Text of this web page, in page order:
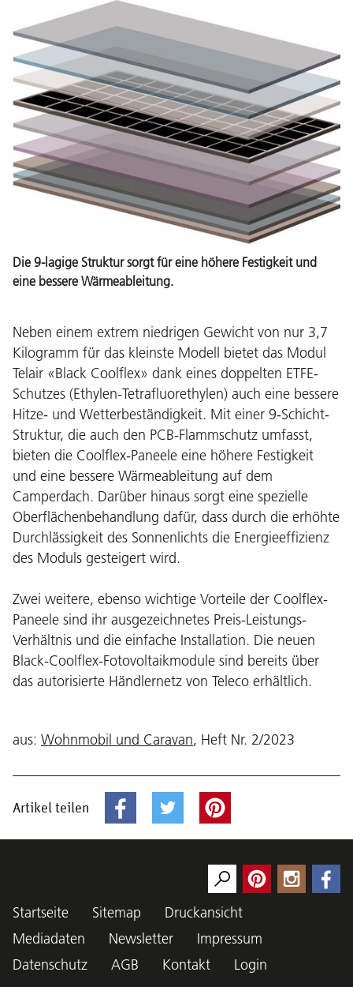
Die 9-lagige Struktur sorgt für eine höhere Festigkeit und
eine bessere Wärmeableitung.
Neben einem extrem niedrigen Gewicht von nur 3,7
Kilogramm für das kleinste Modell bietet das Modul
Telair «Black Coolflex» dank eines doppelten ETFE-
Schutzes (Ethylen-Tetrafluorethylen) auch eine bessere
Hitze- und Wetterbeständigkeit. Mit einer 9-Schicht-
Struktur, die auch den PCB-Flammschutz umfasst,
bieten die Coolflex-Paneele eine höhere Festigkeit
und eine bessere Wärmeableitung auf dem
Camperdach. Darüber hinaus sorgt eine spezielle
Oberflächenbehandlung dafür, dass durch die erhöhte
Durchlässigkeit des Sonnenlichts die Energieeffizienz
des Moduls gesteigert wird.
Zwei weitere, ebenso wichtige Vorteile der Coolflex-
Paneele sind ihr ausgezeichnetes Preis-Leistungs-
Verhältnis und die einfache Installation. Die neuen
Black-Coolflex-Fotovoltaikmodule sind bereits über
das autorisierte Händlernetz von Teleco erhältlich.
aus: Wohnmobil und Caravan, Heft Nr. 2/2023
Artikel teilen
Startseite Sitemap
Druckansicht
Mediadaten
Newsletter
Impressum
Datenschutz
AGB Kontakt Login